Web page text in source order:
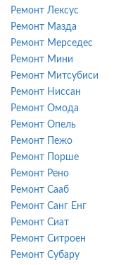
Ремонт Лексус
Ремонт Мазда
Ремонт Мерседес
Ремонт Мини
Ремонт Митсубиси
Ремонт Ниссан
Ремонт Омода
Ремонт Опель
Ремонт Пежо
Ремонт Порше
Ремонт Рено
Ремонт Сааб
Ремонт Санг Енг
Ремонт Сиат
Ремонт Ситроен
Ремонт Субару